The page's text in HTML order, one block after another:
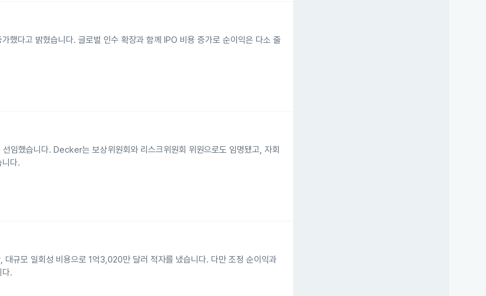
다고 밝혔습니다. 글로벌 인수 확장과 함께 IPO 비용 증가로 순이익은 다소 줄
습니다. Decker는 보상위원회와 리스크위원회 위원으로도 임명됐고, 자회
다.
모 일회성 비용으로 1억3,020만 달러 적자를 냈습니다. 다만 조정 순이익과
다.